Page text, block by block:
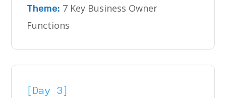
Theme: 7 Key Business Owner
Functions
[Day 3]